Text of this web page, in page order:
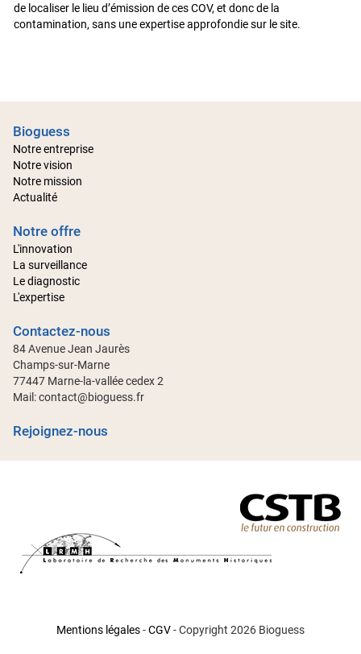
de localiser le lieu d’émission de ces COV, et donc de la
contamination, sans une expertise approfondie sur le site.
Bioguess
Notre entreprise
Notre vision
Notre mission
Actualité
Notre offre
L'innovation
La surveillance
Le diagnostic
L'expertise
Contactez-nous
84 Avenue Jean Jaurès
Champs-sur-Marne
77447 Marne-la-vallée cedex 2
Mail:contact@bioguess.fr
Rejoignez-nous
Mentions légales-CGV- Copyright 2026 Bioguess